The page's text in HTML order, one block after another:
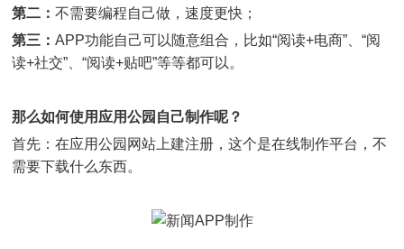
第二： 不需要编程自己做，速度更快；
第三： APP功能自己可以随意组合，比如“阅读+电商”、“阅
读+社交”、“阅读+贴吧”等等都可以。
那么如何使用应用公园自己制作呢？
首先：在应用公园网站上建注册，这个是在线制作平台，不
需要下载什么东西。